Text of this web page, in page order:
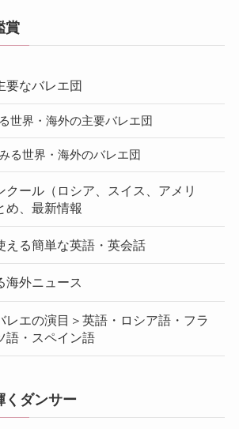
賞
要なバレエ団
世界・海外の主要バレエ団
る世界・海外のバレエ団
クール（ロシア、スイス、アメリ
め、最新情報
える簡単な英語・英会話
海外ニュース
レエの演目＞英語・ロシア語・フラ
語・スペイン語
くダンサー